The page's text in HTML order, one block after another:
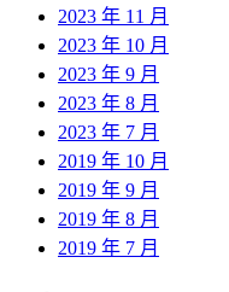
2023 年 11 月
2023 年 10 月
2023 年 9 月
2023 年 8 月
2023 年 7 月
2019 年 10 月
2019 年 9 月
2019 年 8 月
2019 年 7 月